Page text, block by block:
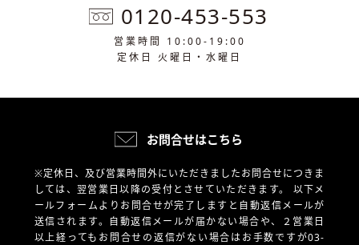
0120-453-553
営業時間 10:00-19:00
定休日 火曜日・水曜日
お問合せはこちら
※定休日、及び営業時間外にいただきましたお問合せにつきま
しては、翌営業日以降の受付とさせていただきます。 以下メ
ールフォームよりお問合せが完了しますと自動返信メールが
送信されます。自動返信メールが届かない場合や、
２営業日
以上経ってもお問合せの返信がない場合はお手数ですが03-